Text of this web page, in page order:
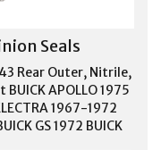
Seals
Rear Outer, Nitrile,
BUICK APOLLO 1975
1967-1972
GS 1972 BUICK